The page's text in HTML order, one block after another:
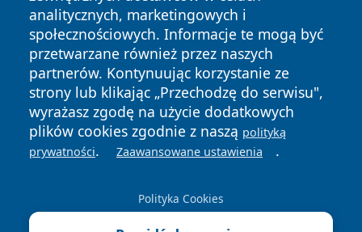
analitycznych, marketingowych i
społecznościowych. Informacje te mogą być
przetwarzane również przez naszych
partnerów. Kontynuując korzystanie ze
strony lub klikając „Przechodzę do serwisu",
wyrażasz zgodę na użycie dodatkowych
plików cookies zgodnie z naszą polityką
prywatności. Zaawansowane ustawienia .
Polityka Cookies
zastrzeżone.
News Autorzy
Polityka
Prywatności
Polityka
Cookies